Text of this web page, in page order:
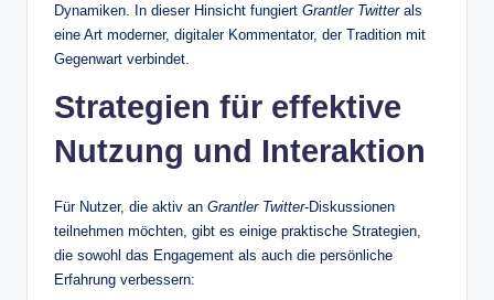
Dynamiken. In dieser Hinsicht fungiert Grantler Twitterals
eine Art moderner, digitaler Kommentator, der Tradition mit
Gegenwart verbindet.
Strategien für effektive
Nutzung und Interaktion
Für Nutzer, die aktiv an Grantler Twitter‑Diskussionen
teilnehmen möchten, gibt es einige praktische Strategien,
die sowohl das Engagement als auch die persönliche
Erfahrung verbessern: